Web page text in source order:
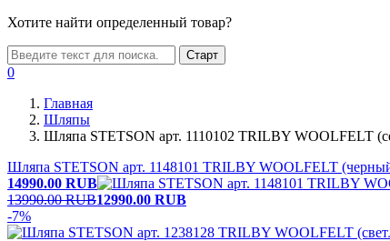
Хотите найти определенный товар?
Старт
0
Главная
Шляпы
Шляпа STETSON арт. 1110102 TRILBY WOOLFELT
Шляпа STETSON арт. 1148101 TRILBY WOOLFELT
14990.00 RUB
13990.00 RUB12990.00 RUB
-7%